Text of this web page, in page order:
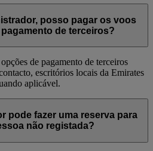
posso pagar os voos
de terceiros?
de pagamento de terceiros
escritórios locais da Emirates
aplicável.
pode fazer uma reserva para
não registada?